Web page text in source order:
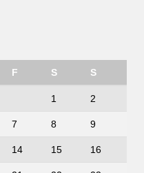
F S S
1 2
7 8 9
14 15 16